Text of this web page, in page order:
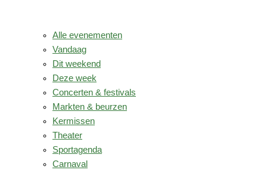
Alle evenementen
Vandaag
Dit weekend
Deze week
Concerten & festivals
Markten & beurzen
Kermissen
Theater
Sportagenda
Carnaval